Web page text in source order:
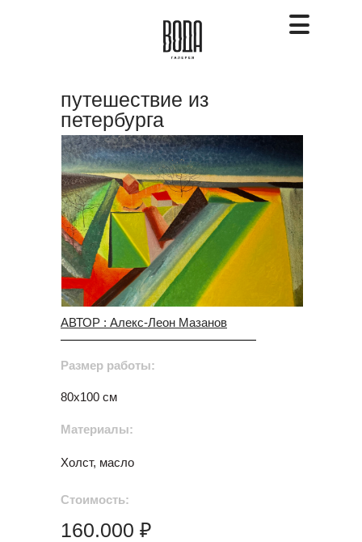
путешествие из
петербурга
в москву
Размер работы:
80х100 см
160.000 ₽
Стоимость:
Материалы:
Холст, масло
АВТОР : Алекс-Леон Мазанов